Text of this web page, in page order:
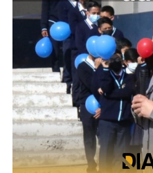
Y
Baterías
Sanitarias
En
La
E.
Yaruquíes